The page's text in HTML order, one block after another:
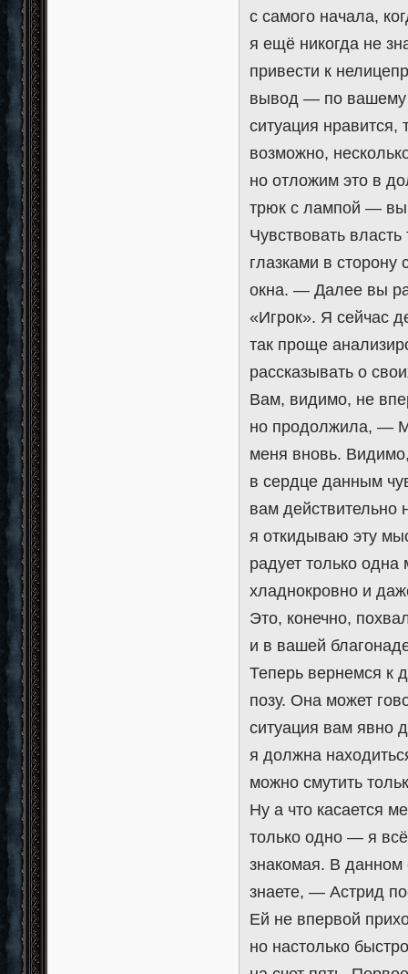
с самого начала,
я ещё никогда не
привести к
вывод — по вашему
ситуация
возможно,
но отложим это в
трюк с лампой — вы
Чувствовать
глазками в сторону
окна. — Далее вы
«Игрок». Я сейчас
так проще
рассказывать о
Вам, видимо, не
но продолжила, —
меня вновь.
в сердце данным
вам действительно
я откидываю эту
радует только
хладнокровно и
Это, конечно,
и в вашей
Теперь вернемся к
позу. Она может
ситуация вам явно
я должна
можно смутить
Ну а что касается
только одно — я
знакомая. В данном
знаете, — Астрид
Ей не впервой
но настолько